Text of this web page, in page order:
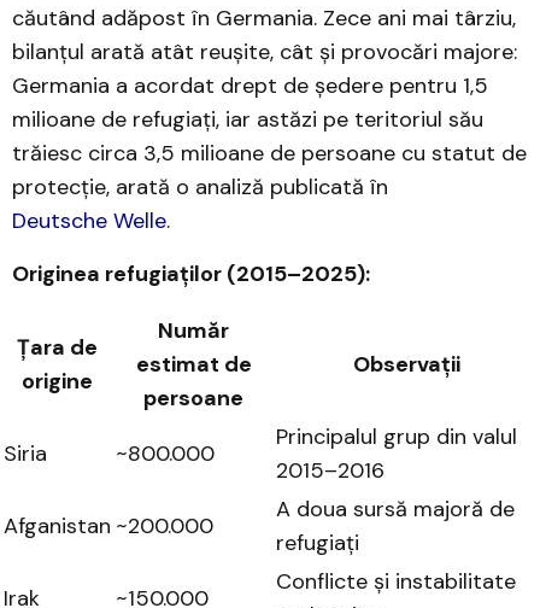
căutând adăpost în Germania. Zece ani mai târziu,
bilanțul arată atât reușite, cât și provocări majore:
Germania a acordat drept de ședere pentru 1,5
milioane de refugiați, iar astăzi pe teritoriul său
trăiesc circa 3,5 milioane de persoane cu statut de
protecție, arată o analiză publicată în
Deutsche Welle.
Originea refugiaților (2015–2025):
Țara de
origine
Număr
estimat de
persoane
Observații
Siria ~800.000
Principalul grup din valul
2015–2016
Afganistan ~200.000
A doua sursă majoră de
refugiați
Irak
~150.000
Conflicte și instabilitate